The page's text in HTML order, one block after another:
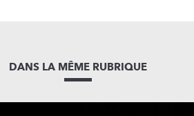
DANS LA MÊME RUBRIQUE